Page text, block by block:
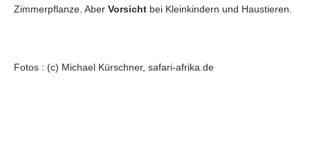
Zimmerpflanze. Aber Vorsicht bei Kleinkindern und Haustieren.
Fotos : (c) Michael Kürschner, safari-afrika.de